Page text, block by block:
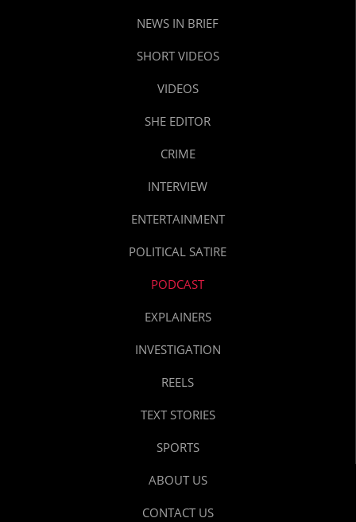
NEWS IN BRIEF
SHORT VIDEOS
VIDEOS
SHE EDITOR
CRIME
INTERVIEW
ENTERTAINMENT
POLITICAL SATIRE
PODCAST
EXPLAINERS
INVESTIGATION
REELS
TEXT STORIES
SPORTS
ABOUT US
CONTACT US